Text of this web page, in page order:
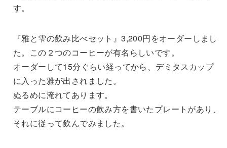
す。
『雅と雫の飲み比べセット』3,200円をオーダーしまし
た。この２つのコーヒーが有名らしいです。
オーダーして15分ぐらい経ってから、デミタスカップ
に入った雅が出されました。
ぬるめに淹れてあります。
テーブルにコーヒーの飲み方を書いたプレートがあり、
それに従って飲んでみました。